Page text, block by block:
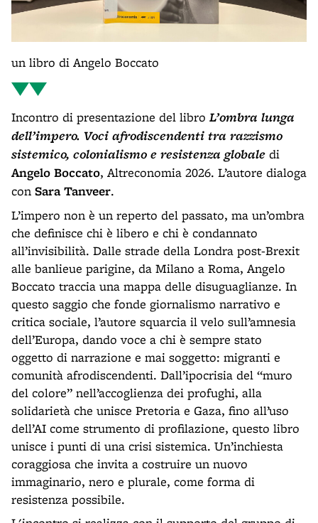
un libro di Angelo Boccato
Incontro di presentazione del libro L’ombra lunga
dell’impero. Voci afrodiscendenti tra razzismo
sistemico, colonialismo e resistenza globale di
Angelo Boccato, Altreconomia 2026. L’autore dialoga
con Sara Tanveer.
L’impero non è un reperto del passato, ma un’ombra
che definisce chi è libero e chi è condannato
all’invisibilità. Dalle strade della Londra post-Brexit
alle banlieue parigine, da Milano a Roma, Angelo
Boccato traccia una mappa delle disuguaglianze. In
questo saggio che fonde giornalismo narrativo e
critica sociale, l’autore squarcia il velo sull’amnesia
dell’Europa, dando voce a chi è sempre stato
oggetto di narrazione e mai soggetto: migranti e
comunità afrodiscendenti. Dall’ipocrisia del “muro
del colore” nell’accoglienza dei profughi, alla
solidarietà che unisce Pretoria e Gaza, fino all’uso
dell’AI come strumento di profilazione, questo libro
unisce i punti di una crisi sistemica. Un’inchiesta
coraggiosa che invita a costruire un nuovo
immaginario, nero e plurale, come forma di
resistenza possibile.